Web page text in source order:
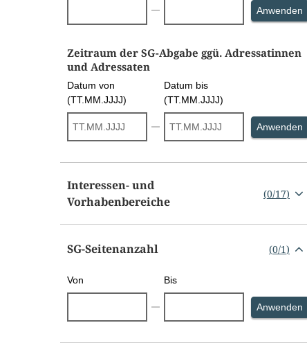
Anwenden
Zeitraum der SG-Abgabe ggü. Adressatinnen
und Adressaten
Datum von
(TT.MM.JJJJ)
Datum bis
(TT.MM.JJJJ)
Anwenden
Interessen- und
Vorhabenbereiche
(0/17)
SG-Seitenanzahl (0/1)
Von Bis
Anwenden